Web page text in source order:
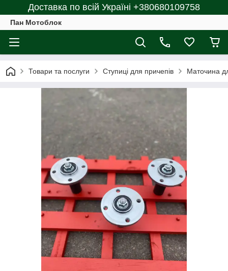
Доставка по всій Україні +380680109758
Пан Мотоблок
Товари та послуги Ступиці для причепів Маточина